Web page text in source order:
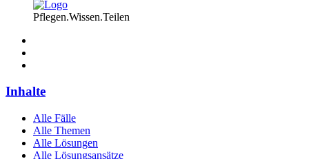
Pflegen.Wissen.Teilen
Inhalte
Alle Fälle
Alle Themen
Alle Lösungen
Alle Lösungsansätze